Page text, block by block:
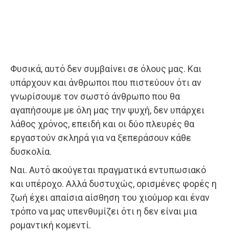
Φυσικά, αυτό δεν συμβαίνει σε όλους μας. Και
υπάρχουν και άνθρωποι που πιστεύουν ότι αν
γνωρίσουμε τον σωστό άνθρωπο που θα
αγαπήσουμε με όλη μας την ψυχή, δεν υπάρχει
λάθος χρόνος, επειδή και οι δύο πλευρές θα
εργαστούν σκληρά για να ξεπεράσουν κάθε
δυσκολία.
Ναι. Αυτό ακούγεται πραγματικά εντυπωσιακό
και υπέροχο. Αλλά δυστυχώς, ορισμένες φορές η
ζωή έχει απαίσια αίσθηση του χιούμορ και έναν
τρόπο να μας υπενθυμίζει ότι η δεν είναι μια
ρομαντική κομεντί.